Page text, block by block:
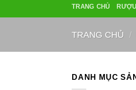
TRANG CHỦ
TRANG CHỦ /
DANH MỤC